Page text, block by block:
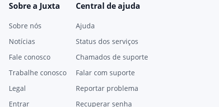
Sobre a Juxta
Sobre nós
Notícias
Fale conosco
Trabalhe conosco
Legal
Entrar
Central de ajuda
Ajuda
Status dos serviços
Chamados de suporte
Falar com suporte
Reportar problema
Recuperar senha